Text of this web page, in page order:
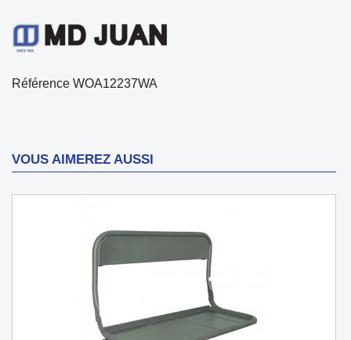
Référence WOA12237WA
VOUS AIMEREZ AUSSI